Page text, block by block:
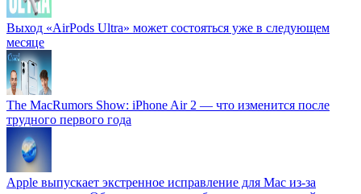
Выход «AirPods Ultra» может состояться уже в следующем
месяце
The MacRumors Show: iPhone Air 2 — что изменится после
трудного первого года
Apple выпускает экстренное исправление для Mac из-за